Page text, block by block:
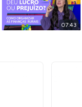
07:43